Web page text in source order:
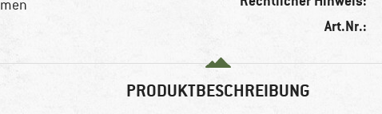
Art.Nr.:
PRODUKTBESCHREIBUNG